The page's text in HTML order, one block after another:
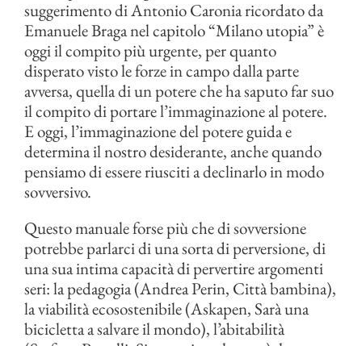
suggerimento di Antonio Caronia ricordato da
Emanuele Braga nel capitolo “Milano utopia” è
oggi il compito più urgente, per quanto
disperato visto le forze in campo dalla parte
avversa, quella di un potere che ha saputo far suo
il compito di portare l’immaginazione al potere.
E oggi, l’immaginazione del potere guida e
determina il nostro desiderante, anche quando
pensiamo di essere riusciti a declinarlo in modo
sovversivo.
Questo manuale forse più che di sovversione
potrebbe parlarci di una sorta di perversione, di
una sua intima capacità di pervertire argomenti
seri: la pedagogia (Andrea Perin, Città bambina),
la viabilità ecosostenibile (Askapen, Sarà una
bicicletta a salvare il mondo), l’abitabilità